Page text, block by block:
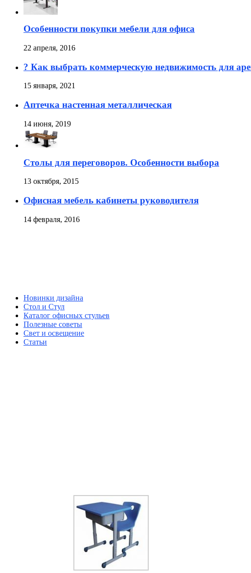
Особенности покупки мебели для офиса
22 апреля, 2016
? Как выбрать коммерческую недвижимость для
15 января, 2021
Аптечка настенная металлическая
14 июня, 2019
Столы для переговоров. Особенности выбора
13 октября, 2015
Офисная мебель кабинеты руководителя
14 февраля, 2016
Новинки дизайна
Стол и Стул
Каталог офисных стульев
Полезные советы
Свет и освещение
Статьи